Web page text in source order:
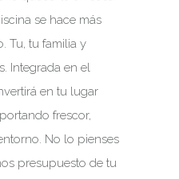
se hace más
Tu, tu familia y
Integrada en el
en tu lugar
frescor,
No lo pienses
presupuesto de tu